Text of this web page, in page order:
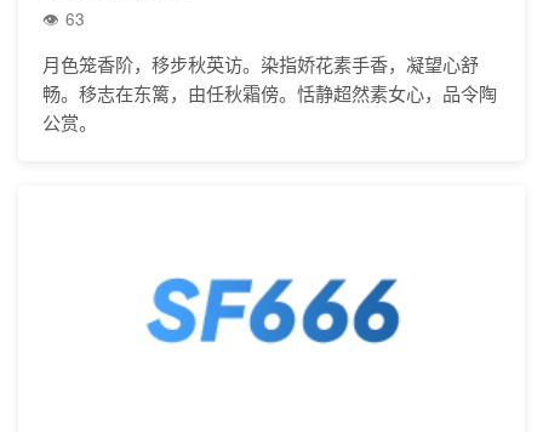
63
月色笼香阶，移步秋英访。染指娇花素手香，凝望心舒
畅。移志在东篱，由任秋霜傍。恬静超然素女心，品令陶
公赏。